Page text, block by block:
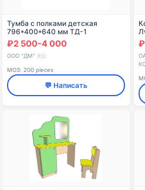
Тумба с полками детская
796*400*640 мм ТД-1
₽2 500-4 000
ООО "ДМ" 🇷🇺
МОЗ: 200 pieces
💬 Написать